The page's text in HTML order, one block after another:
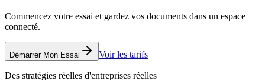
Commencez votre essai et gardez vos documents dans un espace
connecté.
Démarrer Mon Essai Voir les tarifs
Des stratégies réelles d'entreprises réelles